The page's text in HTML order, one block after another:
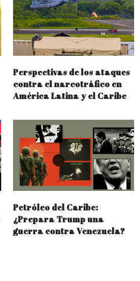
Perspectivas de los ataques
contra el narcotráfico en
América Latina y el Caribe
Petróleo del Caribe:
¿Prepara Trump una
guerra contra Venezuela?